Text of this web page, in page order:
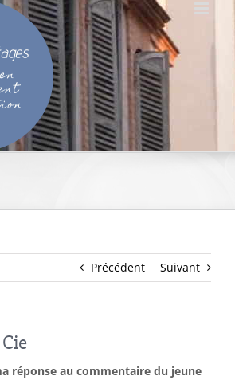
Précédent Suivant
réponse au commentaire du jeune